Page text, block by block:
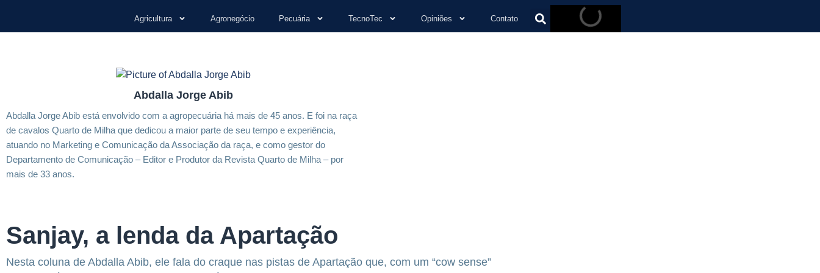
Agricultura Agronegócio Pecuária TecnoTec Opiniões Contato
Abdalla Jorge Abib
Abdalla Jorge Abib está envolvido com a agropecuária há mais de 45 anos. E foi na raça
de cavalos Quarto de Milha que dedicou a maior parte de seu tempo e experiência,
atuando no Marketing e Comunicação da Associação da raça, e como gestor do
Departamento de Comunicação – Editor e Produtor da Revista Quarto de Milha – por
mais de 33 anos.
Sanjay, a lenda da Apartação
Nesta coluna de Abdalla Abib, ele fala do craque nas pistas de Apartação que, com um “cow sense”